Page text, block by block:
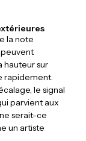
la note
hauteur sur
rapidement.
le signal
parvient aux
serait-ce
un artiste